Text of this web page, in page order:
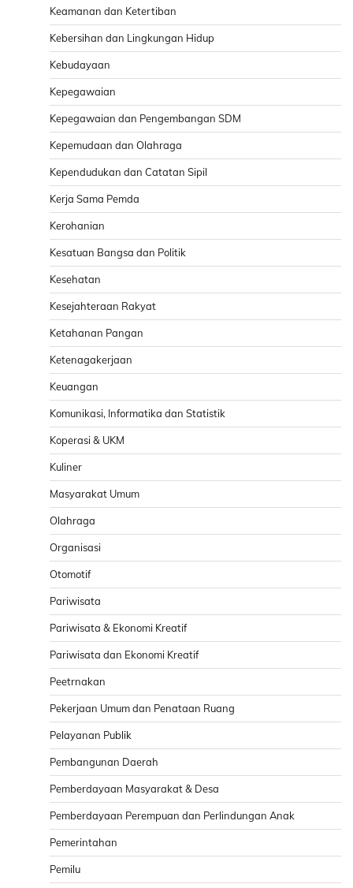
Keamanan dan Ketertiban
Kebersihan dan Lingkungan Hidup
Kebudayaan
Kepegawaian
Kepegawaian dan Pengembangan SDM
Kepemudaan dan Olahraga
Kependudukan dan Catatan Sipil
Kerja Sama Pemda
Kerohanian
Kesatuan Bangsa dan Politik
Kesehatan
Kesejahteraan Rakyat
Ketahanan Pangan
Ketenagakerjaan
Keuangan
Komunikasi, Informatika dan Statistik
Koperasi & UKM
Kuliner
Masyarakat Umum
Olahraga
Organisasi
Otomotif
Pariwisata
Pariwisata & Ekonomi Kreatif
Pariwisata dan Ekonomi Kreatif
Peetrnakan
Pekerjaan Umum dan Penataan Ruang
Pelayanan Publik
Pembangunan Daerah
Pemberdayaan Masyarakat & Desa
Pemberdayaan Perempuan dan Perlindungan Anak
Pemerintahan
Pemilu